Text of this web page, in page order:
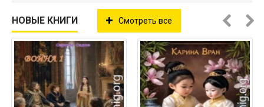
НОВЫЕ КНИГИ Смотреть все